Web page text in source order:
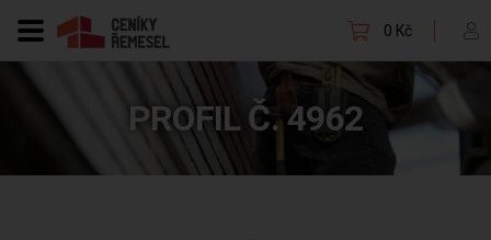
0 Kč
PROFIL Č. 4962